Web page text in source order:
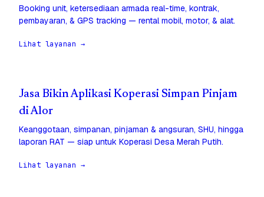
Booking unit, ketersediaan armada real-time, kontrak,
pembayaran, & GPS tracking — rental mobil, motor, & alat.
Lihat layanan →
Jasa Bikin Aplikasi Koperasi Simpan Pinjam
di Alor
Keanggotaan, simpanan, pinjaman & angsuran, SHU, hingga
laporan RAT — siap untuk Koperasi Desa Merah Putih.
Lihat layanan →